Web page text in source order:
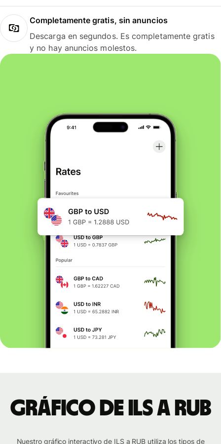
Completamente gratis, sin anuncios
Descarga en segundos. Es completamente gratis
y no hay anuncios molestos.
Gráfico de ILS a RUB
Nuestro gráfico interactivo de ILS a RUB utiliza los tipos de